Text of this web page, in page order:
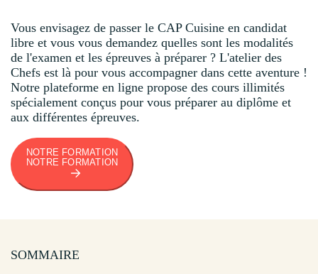
Vous envisagez de passer le CAP Cuisine en candidat
libre et vous vous demandez quelles sont les modalités
de l'examen et les épreuves à préparer ? L'atelier des
Chefs est là pour vous accompagner dans cette aventure !
Notre plateforme en ligne propose des cours illimités
spécialement conçus pour vous préparer au diplôme et
aux différentes épreuves.
NOTRE FORMATION
NOTRE FORMATION
SOMMAIRE